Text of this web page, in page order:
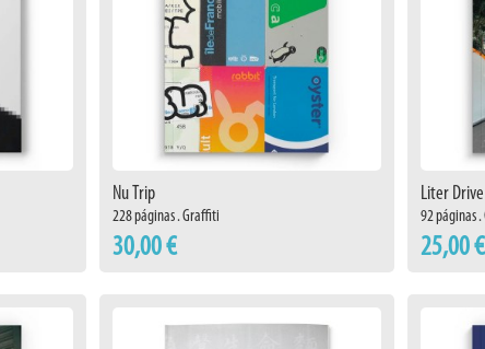
Nu Trip
228 páginas . Graffiti
30,00 €
Liter
92 páginas
25,00 €